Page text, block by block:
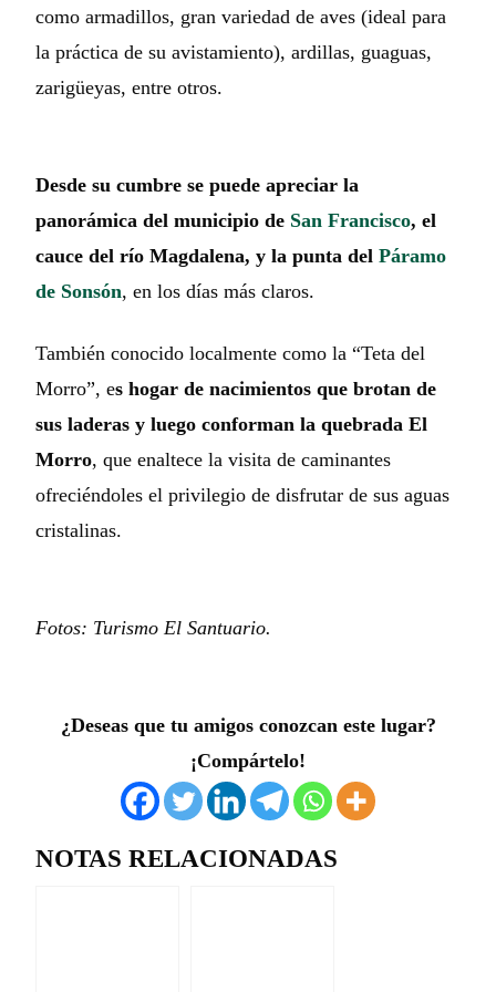
como armadillos, gran variedad de aves (ideal para
la práctica de su avistamiento), ardillas, guaguas,
zarigüeyas, entre otros.
Desde su cumbre se puede apreciar la
panorámica del municipio de San Francisco, el
cauce del río Magdalena, y la punta del Páramo
de Sonsón, en los días más claros.
También conocido localmente como la “Teta del
Morro”, es hogar de nacimientos que brotan de
sus laderas y luego conforman la quebrada El
Morro, que enaltece la visita de caminantes
ofreciéndoles el privilegio de disfrutar de sus aguas
cristalinas.
Fotos: Turismo El Santuario.
¿Deseas que tu amigos conozcan este lugar?
¡Compártelo!
NOTAS RELACIONADAS